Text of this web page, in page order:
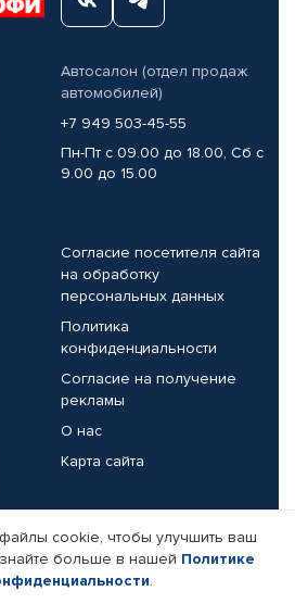
Автосалон (отдел продаж
автомобилей)
+7 949 503-45-55
Пн-Пт с 09.00 до 18.00, Сб с
9.00 до 15.00
Согласие посетителя сайта
на обработку
персональных данных
Политика
конфиденциальности
Согласие на получение
рекламы
О нас
Карта сайта
Реквизиты компании
cookie, чтобы улучшить ваш
больше в нашей Политике
.